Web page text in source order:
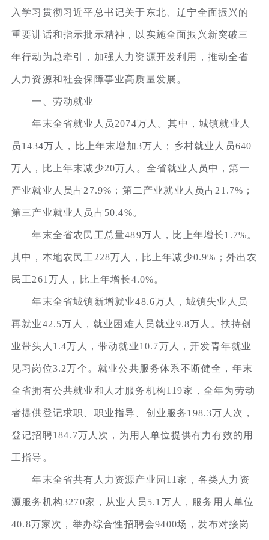
入学习贯彻习近平总书记关于东北、辽宁全面振兴的
重要讲话和指示批示精神，以实施全面振兴新突破三
年行动为总牵引，加强人力资源开发利用，推动全省
人力资源和社会保障事业高质量发展。
一、劳动就业
年末全省就业人员2074万人。其中，城镇就业人
员1434万人，比上年末增加3万人；乡村就业人员640
万人，比上年末减少20万人。全省就业人员中，第一
产业就业人员占27.9%；第二产业就业人员占21.7%；
第三产业就业人员占50.4%。
年末全省农民工总量489万人，比上年增长1.7%。
其中，本地农民工228万人，比上年减少0.9%；外出农
民工261万人，比上年增长4.0%。
年末全省城镇新增就业48.6万人，城镇失业人员
再就业42.5万人，就业困难人员就业9.8万人。扶持创
业带头人1.4万人，带动就业10.7万人，开发青年就业
见习岗位3.2万个。就业公共服务体系不断健全，年末
全省拥有公共就业和人才服务机构119家，全年为劳动
者提供登记求职、职业指导、创业服务198.3万人次，
登记招聘184.7万人次，为用人单位提供有力有效的用
工指导。
年末全省共有人力资源产业园11家，各类人力资
源服务机构3270家，从业人员5.1万人，服务用人单位
40.8万家次，举办综合性招聘会9400场，发布对接岗